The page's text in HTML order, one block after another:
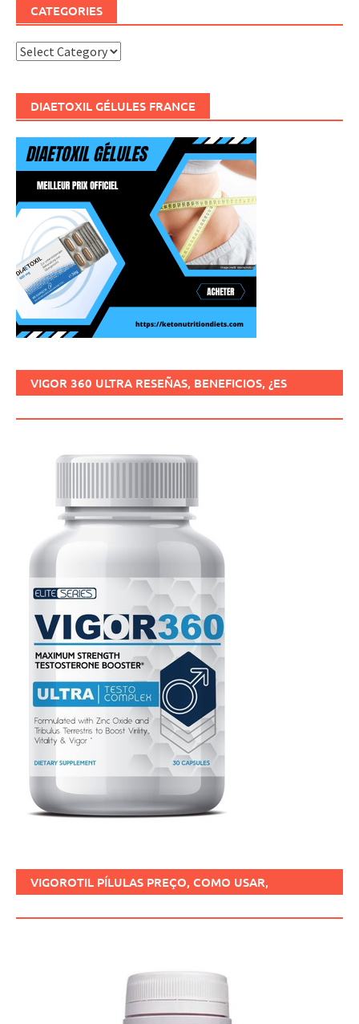
CATEGORIES
Categories
DIAETOXIL GÉLULES FRANCE
VIGOR 360 ULTRA RESEÑAS, BENEFICIOS, ¿ES
VIGOROTIL PÍLULAS PREÇO, COMO USAR,